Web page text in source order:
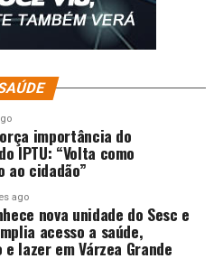
importância do
IPTU: “Volta como
ao cidadão”
ago
nova unidade do Sesc e
acesso a saúde,
lazer em Várzea Grande